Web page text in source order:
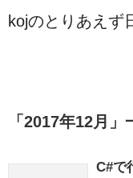
kojのとりあえず
「 2017年12月 」
C#で